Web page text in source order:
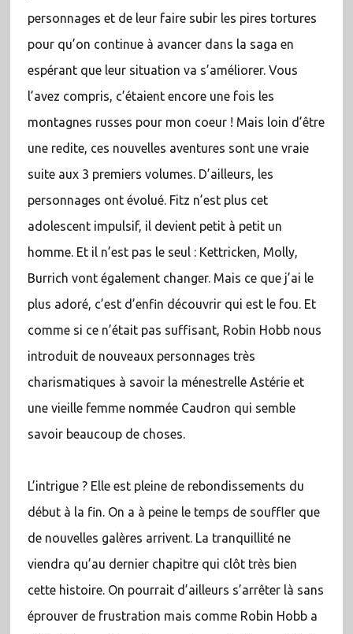
personnages et de leur faire subir les pires tortures
pour qu’on continue à avancer dans la saga en
espérant que leur situation va s’améliorer. Vous
l’avez compris, c’étaient encore une fois les
montagnes russes pour mon coeur ! Mais loin d’être
une redite, ces nouvelles aventures sont une vraie
suite aux 3 premiers volumes. D’ailleurs, les
personnages ont évolué. Fitz n’est plus cet
adolescent impulsif, il devient petit à petit un
homme. Et il n’est pas le seul : Kettricken, Molly,
Burrich vont également changer. Mais ce que j’ai le
plus adoré, c’est d’enfin découvrir qui est le fou. Et
comme si ce n’était pas suffisant, Robin Hobb nous
introduit de nouveaux personnages très
charismatiques à savoir la ménestrelle Astérie et
une vieille femme nommée Caudron qui semble
savoir beaucoup de choses.
L’intrigue ? Elle est pleine de rebondissements du
début à la fin. On a à peine le temps de souffler que
de nouvelles galères arrivent. La tranquillité ne
viendra qu’au dernier chapitre qui clôt très bien
cette histoire. On pourrait d’ailleurs s’arrêter là sans
éprouver de frustration mais comme Robin Hobb a